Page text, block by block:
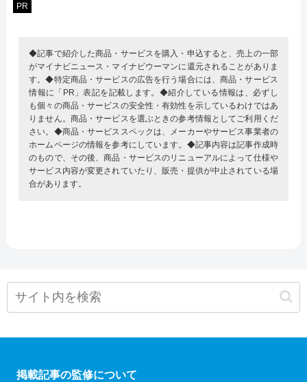
PR
◆記事で紹介した商品・サービスを購入・申込すると、売上の一部
がマイナビニュース・マイナビウーマンに還元されることがありま
す。◆特定商品・サービスの広告を行う場合には、商品・サービス
情報に「PR」表記を記載します。◆紹介している情報は、必ずし
も個々の商品・サービスの安全性・有効性を示しているわけではあ
りません。商品・サービスを選ぶときの参考情報としてご利用くだ
さい。◆商品・サービススペックは、メーカーやサービス事業者の
ホームページの情報を参考にしています。◆記事内容は記事作成時
のもので、その後、商品・サービスのリニューアルによって仕様や
サービス内容が変更されていたり、販売・提供が中止されている場
合があります。
掲載記事の監修について